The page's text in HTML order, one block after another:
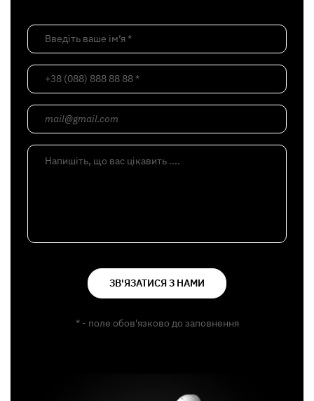
Введіть ваше ім’я *
+38 (088) 888 88 88 *
mail@gmail.com
Напишіть, що вас цікавить ....
ЗВ'ЯЗАТИСЯ З НАМИ
* - поле обов'язково до заповнення